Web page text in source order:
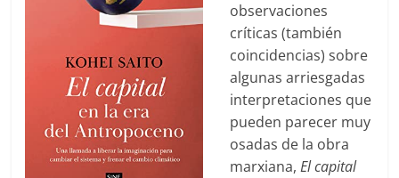
observaciones
críticas (también
coincidencias) sobre
algunas arriesgadas
interpretaciones que
pueden parecer muy
osadas de la obra
marxiana,El capital